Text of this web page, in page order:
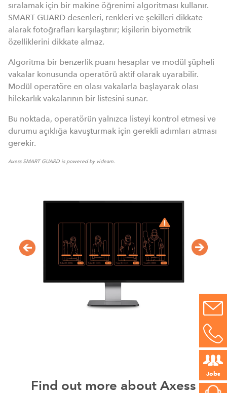
Jobs
sıralamak için bir makine öğrenimi algoritması kullanır.
SMART GUARD desenleri, renkleri ve şekilleri dikkate
alarak fotoğrafları karşılaştırır; kişilerin biyometrik
özelliklerini dikkate almaz.
Algoritma bir benzerlik puanı hesaplar ve modül şüpheli
vakalar konusunda operatörü aktif olarak uyarabilir.
Modül operatöre en olası vakalarla başlayarak olası
hilekarlık vakalarının bir listesini sunar.
Bu noktada, operatörün yalnızca listeyi kontrol etmesi ve
durumu açıklığa kavuşturmak için gerekli adımları atması
gerekir.
Axess SMART GUARD is powered by videam.
Find out more about Axess